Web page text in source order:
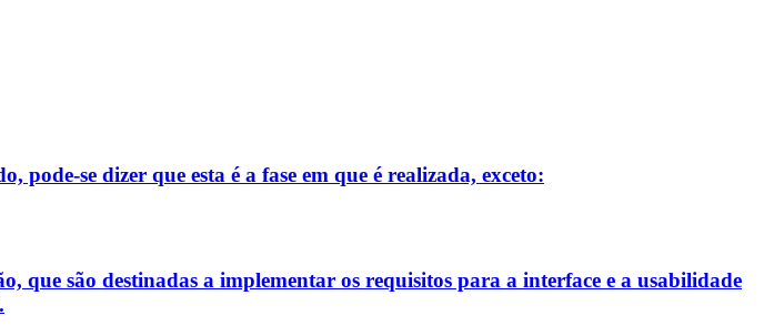
pode-se dizer que esta é a fase em que é realizada, exceto:
que são destinadas a implementar os requisitos para a interface e a usabilidade